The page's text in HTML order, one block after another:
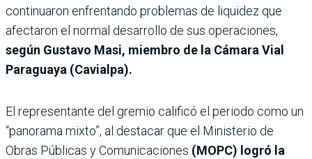
continuaron enfrentando problemas de liquidez que
afectaron el normal desarrollo de sus operaciones,
según Gustavo Masi, miembro de la Cámara Vial
Paraguaya (Cavialpa).
El representante del gremio calificó el periodo como un
“panorama mixto”, al destacar que el Ministerio de
Obras Públicas y Comunicaciones (MOPC) logró la